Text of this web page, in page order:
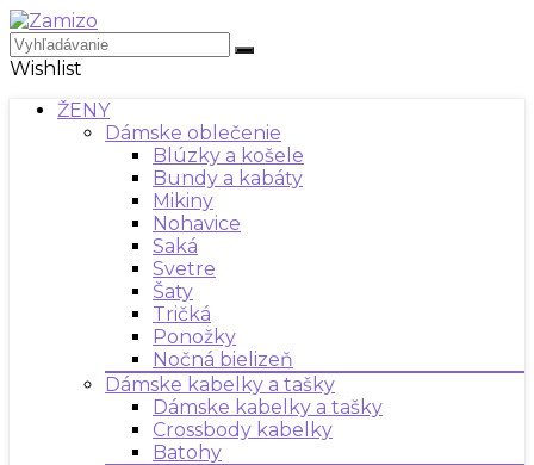
Wishlist
ŽENY
Dámske oblečenie
Blúzky a košele
Bundy a kabáty
Mikiny
Nohavice
Saká
Svetre
Šaty
Tričká
Ponožky
Nočná bielizeň
Dámske kabelky a tašky
Dámske kabelky a tašky
Crossbody kabelky
Batohy